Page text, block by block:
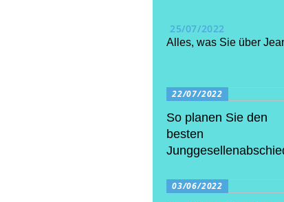
25/07/2022
Alles, was Sie über
22/07/2022
So planen Sie den
besten
03/06/2022